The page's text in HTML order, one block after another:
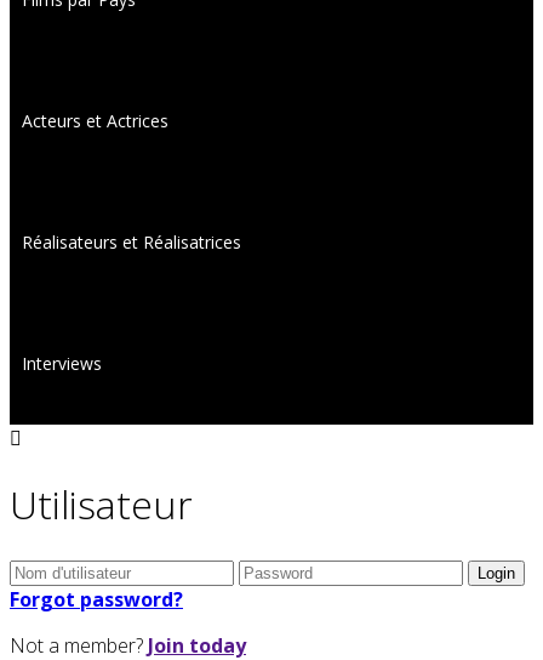
Acteurs et Actrices
Réalisateurs et Réalisatrices
Interviews
Utilisateur
Forgot password?
Not a member? Join today